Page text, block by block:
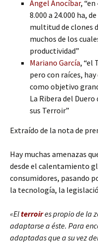
Ángel Anocíbar,
8.000 a 24.000 ha,
multitud de clones
muchos de los
productividad”
Mariano García, “el
pero con raíces,
como objetivo
La Ribera del
sus Terroir”
Extraído de la nota de
Hay muchas amenazas
desde el calentamiento
consumidores, pasando
la tecnología, la
«Elterroires propio de la
adaptarse a éste. Para
adaptadas que a su vez